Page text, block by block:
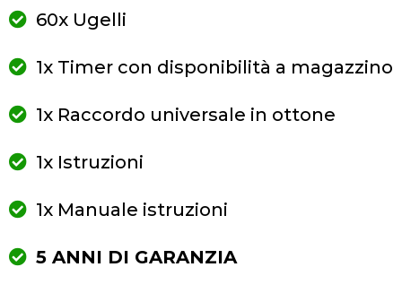
60x Ugelli
1x Timer con disponibilità a magazzino
1x Raccordo universale in ottone
1x Istruzioni
1x Manuale istruzioni
5 ANNI DI GARANZIA